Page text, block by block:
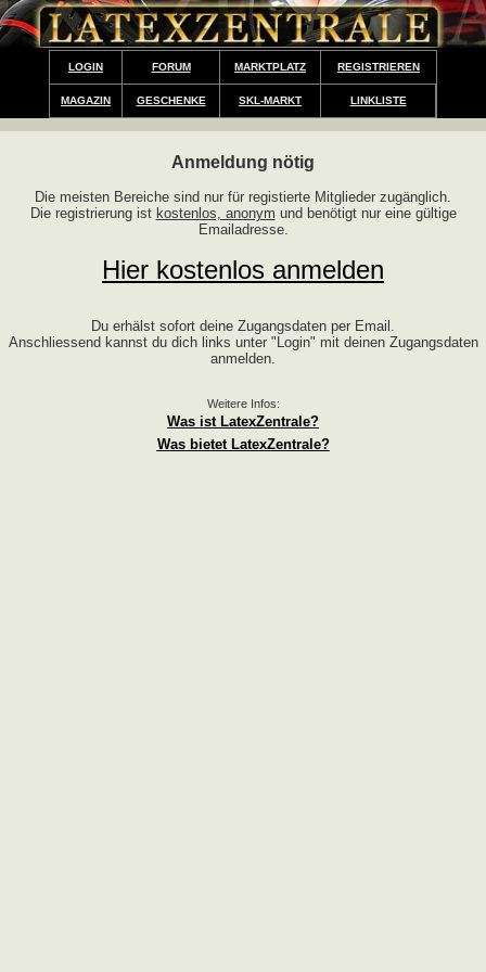
LOGIN FORUM MARKTPLATZ REGISTRIEREN
MAGAZIN GESCHENKE SKL-MARKT LINKLISTE
Anmeldung nötig
Die meisten Bereiche sind nur für registierte Mitglieder zugänglich.
Die registrierung ist kostenlos, anonym und benötigt nur eine gültige
Emailadresse.
Hier kostenlos anmelden
Du erhälst sofort deine Zugangsdaten per Email.
Anschliessend kannst du dich links unter "Login" mit deinen Zugangsdaten
anmelden.
Weitere Infos:
Was ist LatexZentrale?
Was bietet LatexZentrale?